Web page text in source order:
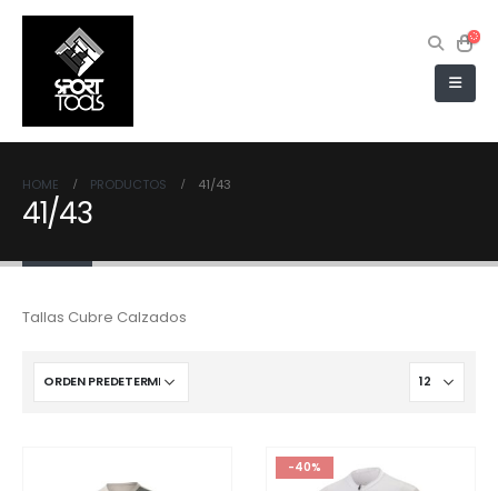
HOME PRODUCTOS 41/43
41/43
Tallas Cubre Calzados
-40%